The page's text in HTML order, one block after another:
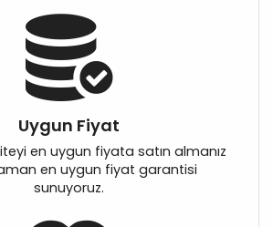
Uygun Fiyat
en uygun fiyata satın almanız
en uygun fiyat garantisi
sunuyoruz.